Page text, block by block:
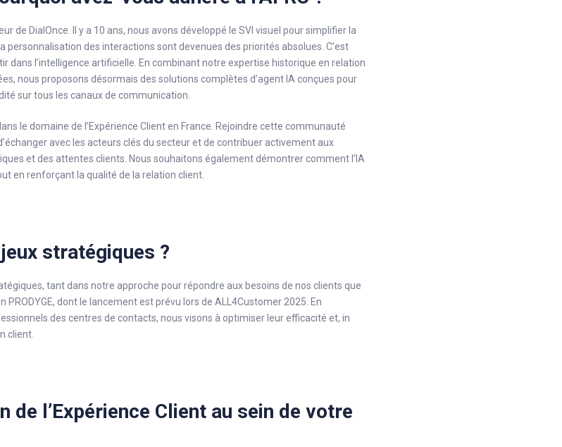
de DialOnce. Il y a 10 ans, nous avons développé le SVI visuel pour simplifier la
personnalisation des interactions sont devenues des priorités absolues. C’est
dans l’intelligence artificielle. En combinant notre expertise historique en relation
nous proposons désormais des solutions complètes d’agent IA conçues pour
sur tous les canaux de communication.
le domaine de l’Expérience Client en France. Rejoindre cette communauté
avec les acteurs clés du secteur et de contribuer activement aux
et des attentes clients. Nous souhaitons également démontrer comment l’IA
en renforçant la qualité de la relation client.
stratégiques ?
tant dans notre approche pour répondre aux besoins de nos clients que
dont le lancement est prévu lors de ALL4Customer 2025. En
des centres de contacts, nous visons à optimiser leur efficacité et, in
client.
de l’Expérience Client au sein de votre